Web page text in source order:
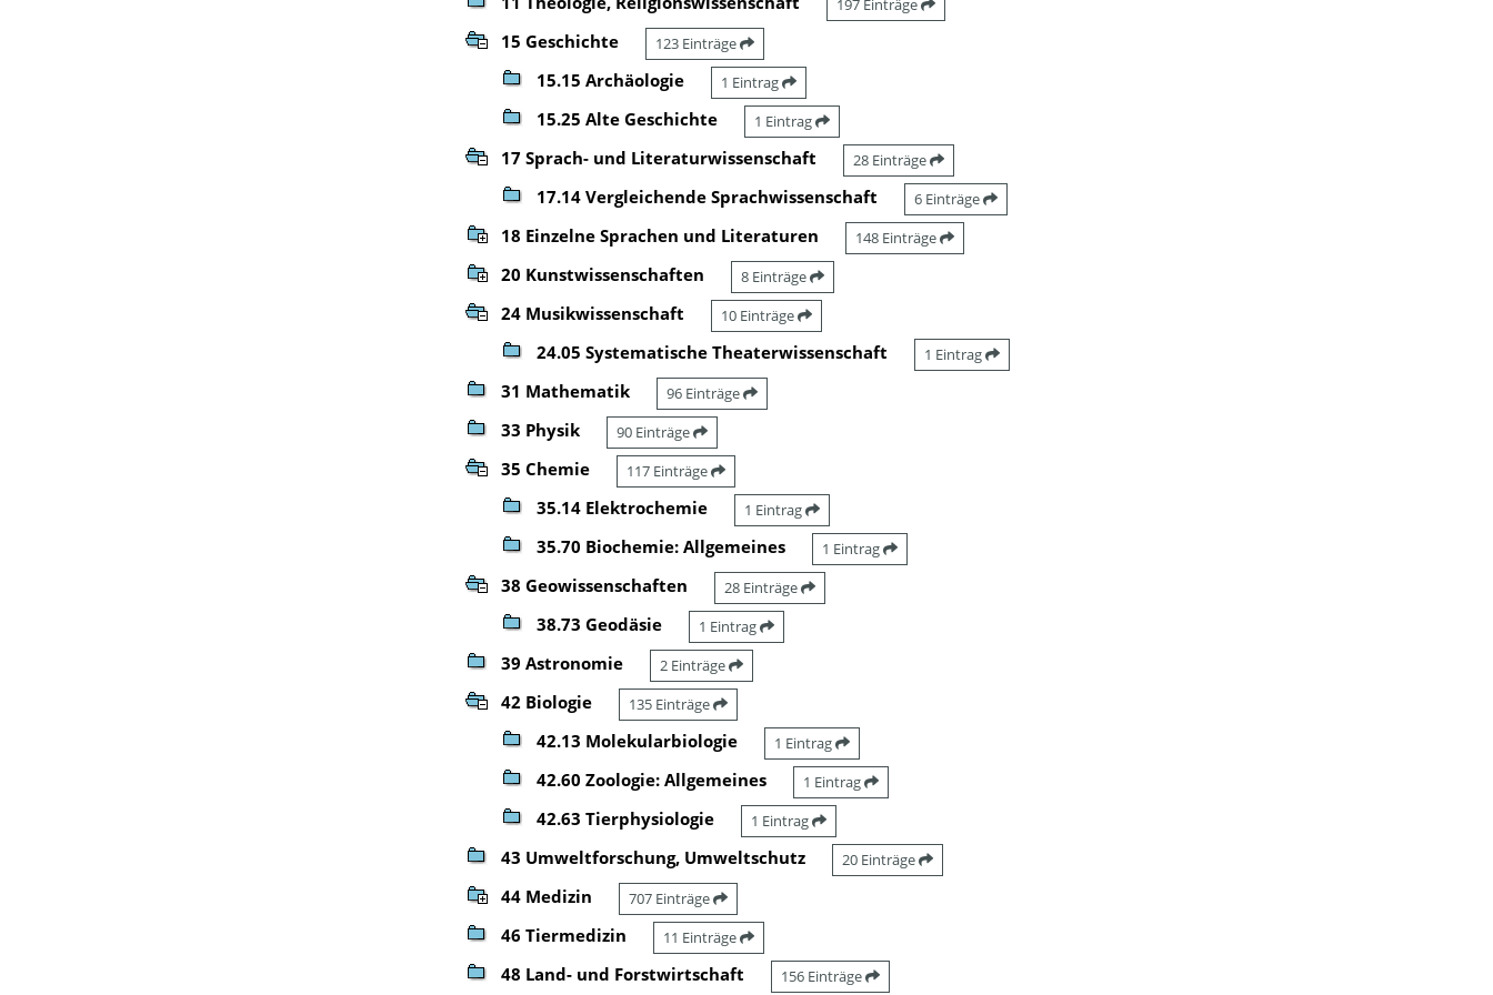
197 Einträge
15 Geschichte 123 Einträge
15.15 Archäologie 1 Eintrag
15.25 Alte Geschichte 1 Eintrag
17 Sprach- und Literaturwissenschaft 28 Einträge
17.14 Vergleichende Sprachwissenschaft 6 Einträge
18 Einzelne Sprachen und Literaturen 148 Einträge
20 Kunstwissenschaften 8 Einträge
24 Musikwissenschaft 10 Einträge
24.05 Systematische Theaterwissenschaft 1 Eintrag
31 Mathematik 96 Einträge
33 Physik 90 Einträge
35 Chemie 117 Einträge
35.14 Elektrochemie 1 Eintrag
35.70 Biochemie: Allgemeines 1 Eintrag
38 Geowissenschaften 28 Einträge
38.73 Geodäsie 1 Eintrag
39 Astronomie 2 Einträge
42 Biologie 135 Einträge
42.13 Molekularbiologie 1 Eintrag
42.60 Zoologie: Allgemeines 1 Eintrag
42.63 Tierphysiologie 1 Eintrag
43 Umweltforschung, Umweltschutz 20 Einträge
44 Medizin 707 Einträge
46 Tiermedizin 11 Einträge
48 Land- und Forstwirtschaft 156 Einträge